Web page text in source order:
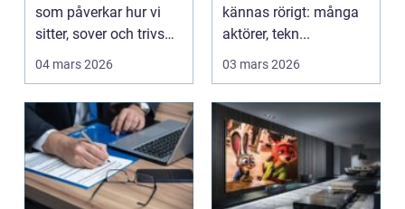
som påverkar hur vi
sitter, sover och trivs
hemma, på jobbet ...
04 mars 2026
kännas rörigt: många
aktörer, tekn...
03 mars 2026